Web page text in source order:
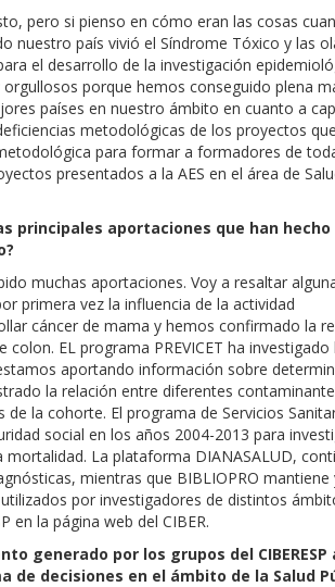
pero si pienso en cómo eran las cosas
nuestro país vivió el Síndrome Tóxico y las
el desarrollo de la investigación
porque hemos conseguido plena
países en nuestro ámbito en cuanto a
metodológicas de los proyectos
para formar a formadores de
presentados a la AES en el área de
principales aportaciones que han hecho
muchas aportaciones. Voy a resaltar
primera vez la influencia de la actividad
cáncer de mama y hemos confirmado la
EL programa PREVICET ha investigado
aportando información sobre
la relación entre diferentes
la cohorte. El programa de Servicios
social en los años 2004-2013 para
La plataforma DIANASALUD,
mientras que BIBLIOPRO mantiene
por investigadores de distintos
en la página web del CIBER.
generado por los grupos del CIBERESP
decisiones en el ámbito de la Salud